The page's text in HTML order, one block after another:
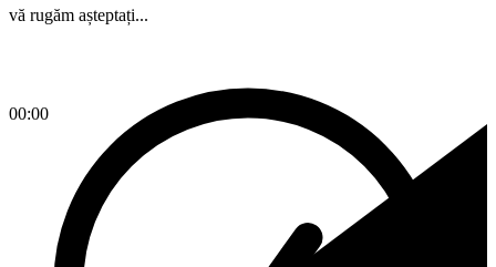
00:00
vă rugăm așteptați...